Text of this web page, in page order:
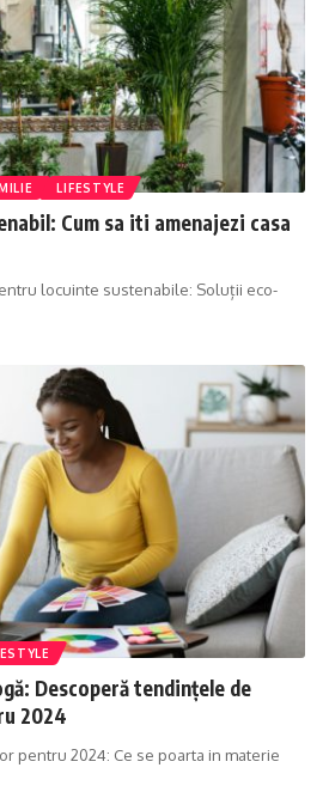
LIFESTYLE
Cum sa iti amenajezi casa
locuinte sustenabile: Soluții eco-
Descoperă tendințele de
2024
pentru 2024: Ce se poarta in materie